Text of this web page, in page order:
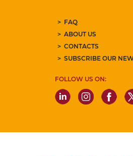
FAQ
ABOUT US
CONTACTS
SUBSCRIBE OUR
FOLLOW US ON: